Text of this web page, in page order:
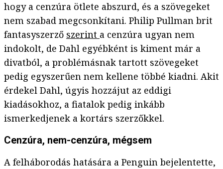
hogy a cenzúra ötlete abszurd, és a szövegeket
nem szabad megcsonkítani. Philip Pullman brit
fantasyszerző szerint a cenzúra ugyan nem
indokolt, de Dahl egyébként is kiment már a
divatból, a problémásnak tartott szövegeket
pedig egyszerűen nem kellene többé kiadni. Akit
érdekel Dahl, úgyis hozzájut az eddigi
kiadásokhoz, a fiatalok pedig inkább
ismerkedjenek a kortárs szerzőkkel.
Cenzúra, nem-cenzúra, mégsem
A felháborodás hatására a Penguin bejelentette,